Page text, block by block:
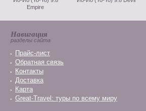
Empire
Навигация
разделы сайта
Прайс-лист
Обратная связь
Контакты
Доставка
Карта
Great-Travel: туры по всему миру